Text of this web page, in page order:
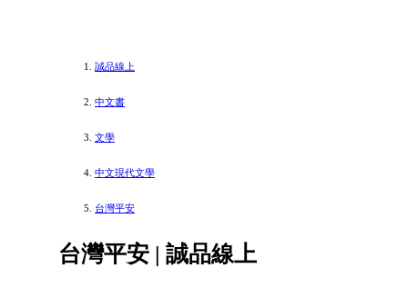
誠品線上
中文書
文學
中文現代文學
台灣平安
台灣平安 | 誠品線上